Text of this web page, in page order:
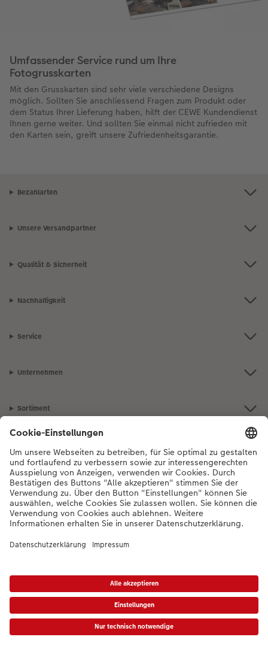
Umfassender Service rund um Ihre
Fotogrusskarten
Mit den Grusskarten sind sehr viele verschiedene Designs
möglich. Sollten Sie anschliessend Fragen zum Produkt oder
dem Status Ihrer Lieferung haben, hilft der CEWE Kundendienst
Ihnen gerne weiter. Und sollten Sie einmal nicht zufrieden mit
den Karten sein, greift unsere Zufriedenheitsgarantie.
Bezahlarten
Unsere Versandpartner
Qualität & Sicherheit
Nachhaltigkeit
Service
Unternehmen
Sortiment
Bei Fragen zu Produkten oder der Bestellung können Sie uns gerne von
Montag bis Samstag von 8:00 – 20:00 Uhr und Sonntag von 10:00 –
FR